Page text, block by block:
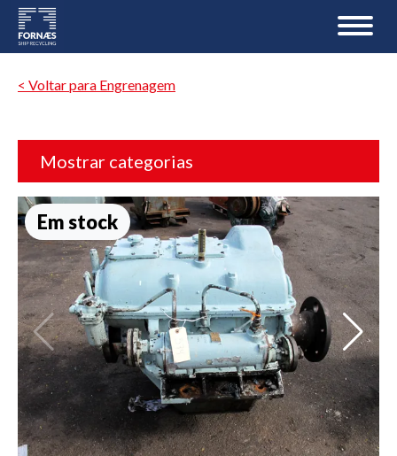
< Voltar para Engrenagem
Mostrar categorias
Em stock